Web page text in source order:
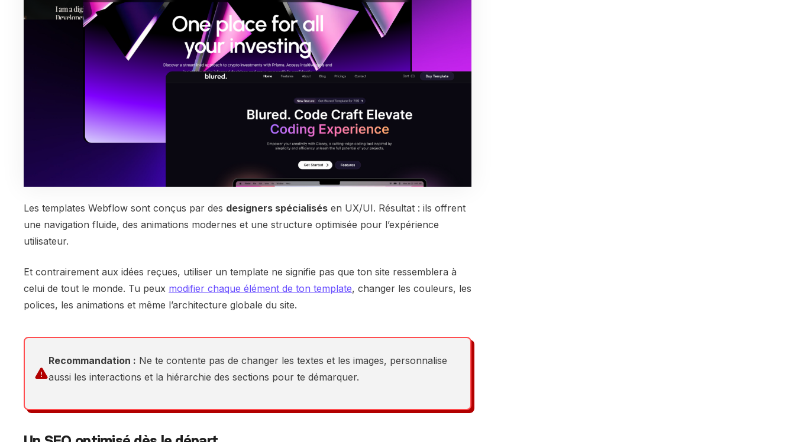
Les templates Webflow sont conçus par des designers spécialisés en UX/UI. Résultat : ils offrent
une navigation fluide, des animations modernes et une structure optimisée pour l’expérience
utilisateur.
Et contrairement aux idées reçues, utiliser un template ne signifie pas que ton site ressemblera à
celui de tout le monde. Tu peux modifier chaque élément de ton template, changer les couleurs, les
polices, les animations et même l’architecture globale du site.
Recommandation : Ne te contente pas de changer les textes et les images, personnalise
aussi les interactions et la hiérarchie des sections pour te démarquer.